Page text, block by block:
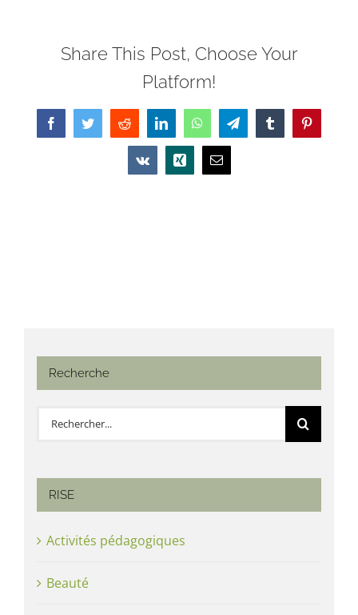
Share This Post, Choose Your
Platform!
FacebookTwitterReddit LinkedInWhatsAppTelegramTumblrPinterest
Vk Xing Email
Recherche
Rechercher:
RISE
Activités pédagogiques
Beauté